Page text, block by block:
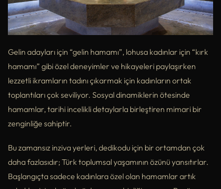
Gelin adayları için “gelin hamamı”, lohusa kadınlar için “kırk
hamamı” gibi özel deneyimler ve hikayeleri paylaşırken
lezzetli ikramların tadını çıkarmak için kadınların ortak
toplantıları çok seviliyor. Sosyal dinamiklerin ötesinde
hamamlar, tarihi incelikli detaylarla birleştiren mimari bir
zenginliğe sahiptir.
Bu zamansız inziva yerleri, dedikodu için bir ortamdan çok
daha fazlasıdır; Türk toplumsal yaşamının özünü yansıtırlar.
Başlangıçta sadece kadınlara özel olan hamamlar artık